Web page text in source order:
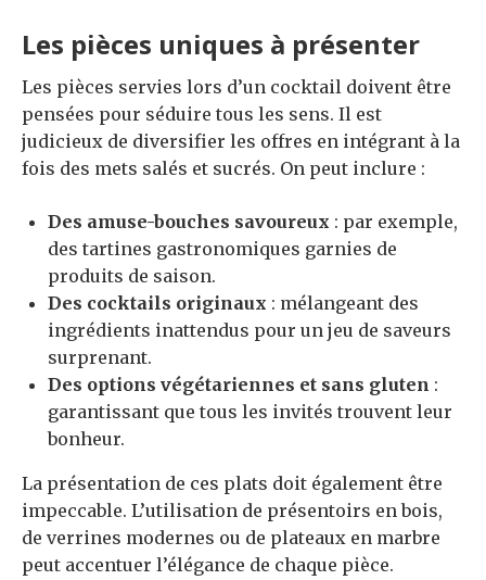
Les pièces uniques à présenter
Les pièces servies lors d’un cocktail doivent être
pensées pour séduire tous les sens. Il est
judicieux de diversifier les offres en intégrant à la
fois des mets salés et sucrés. On peut inclure :
Des amuse-bouches savoureux : par exemple,
des tartines gastronomiques garnies de
produits de saison.
Des cocktails originaux : mélangeant des
ingrédients inattendus pour un jeu de saveurs
surprenant.
Des options végétariennes et sans gluten :
garantissant que tous les invités trouvent leur
bonheur.
La présentation de ces plats doit également être
impeccable. L’utilisation de présentoirs en bois,
de verrines modernes ou de plateaux en marbre
peut accentuer l’élégance de chaque pièce.